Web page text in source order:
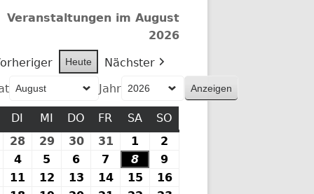
Veranstaltungen im August
2026
Heute
Nächster
Jahr
MONTAG
DI DIENSTAG
MI MITTWOCH
DO DONNERSTAG
FR FREITAG
SASAMSTAG
SO
27.
Juli
2026
28 28.
Juli
2026
29 29.
Juli
2026
3030.
Juli
2026
31 31.
Juli
2026
1
August
2026
2
2026
44.
August
5
August
6
August
7
August
8
August
9
August
10.11 11.12 12.13 13.1414.15 15.1616.